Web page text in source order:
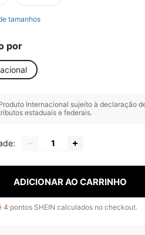
tamanhos
por
Internacional sujeito à declaração
estaduais e federais.
ADICIONAR AO CARRINHO
4 pontos SHEIN calculados no checkout.